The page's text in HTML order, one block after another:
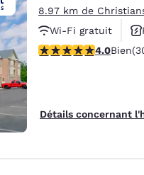
8.97 km de
Wi-Fi gratuit
Animaux
3.99 étoiles. Bien.
4.0Bien
Détails concernant